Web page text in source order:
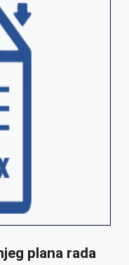
plana rada